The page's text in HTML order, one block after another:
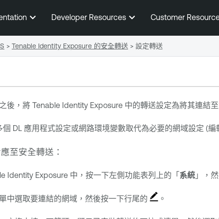
跳到主要內容
Developer Resources Customer
後，將 Tenable Identity Exposure中的轉送設定為將其連結
DL 應用程式設定或網路環境變數取代為必要的網域設定 (
至安全轉送：
Identity Exposure中，按一下左側功能表列上的「 系統」，
中選取要連結的網域，然後按一下行尾的 。
> Tenable Identity Exposure 的安全轉送 > 設定轉送